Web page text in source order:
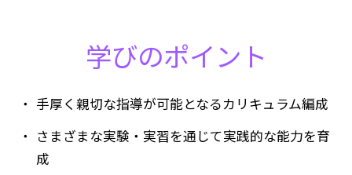
学びのポイント
手厚く親切な指導が可能となるカリキュラム編成
さまざまな実験・実習を通じて実践的な能力を育
成